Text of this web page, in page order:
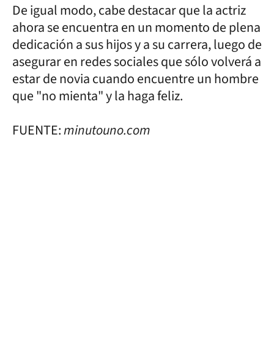
De igual modo, cabe destacar que la actriz
ahora se encuentra en un momento de plena
dedicación a sus hijos y a su carrera, luego de
asegurar en redes sociales que sólo volverá a
estar de novia cuando encuentre un hombre
que "no mienta" y la haga feliz.
FUENTE:minutouno.com